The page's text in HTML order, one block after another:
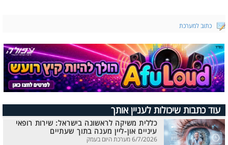
כתוב למערכת
עוד כתבות שיכולות לעניין אותך
כללית משיקה לראשונה בישראל: שירות רופאי
עיניים און-ליין מענה בתוך שעתיים
6/7/2026 מערכת היום בעמק